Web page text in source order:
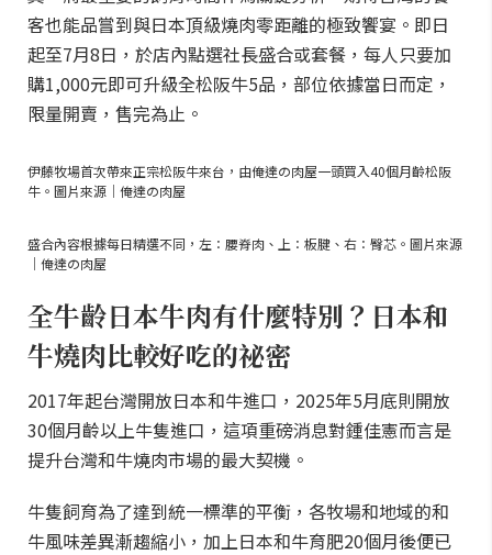
客也能品嘗到與日本頂級燒肉零距離的極致饗宴。即日
起至7月8日，於店內點選社長盛合或套餐，每人只要加
購1,000元即可升級全松阪牛5品，部位依據當日而定，
限量開賣，售完為止。
伊藤牧場首次帶來正宗松阪牛來台，由俺達の肉屋一頭買入40個月齡松阪
牛。圖片來源｜俺達の肉屋
盛合內容根據每日精選不同，左：腰脊肉、上：板腱、右：臀芯。圖片來源
｜俺達の肉屋
全牛齡日本牛肉有什麼特別？日本和
牛燒肉比較好吃的祕密
2017年起台灣開放日本和牛進口，2025年5月底則開放
30個月齡以上牛隻進口，這項重磅消息對鍾佳憲而言是
提升台灣和牛燒肉市場的最大契機。
牛隻飼育為了達到統一標準的平衡，各牧場和地域的和
牛風味差異漸趨縮小，加上日本和牛育肥20個月後便已